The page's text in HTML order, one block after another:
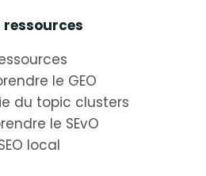
ressources
le GEO
du topic clusters
le SEvO
local